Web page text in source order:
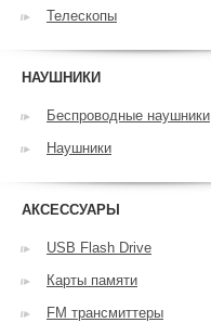
Телескопы
НАУШНИКИ
Беспроводные наушники
Наушники
АКСЕССУАРЫ
USB Flash Drive
Карты памяти
FM трансмиттеры